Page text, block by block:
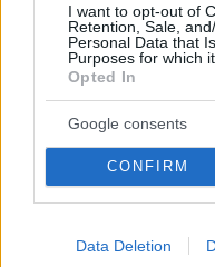
I want to opt-out of
Retention, Sale,
Personal Data that
Purposes for which
Opted In
Google consents
CONFIRM
Data Deletion
Ιατρικό ανακοινωθέν
επιβάτη του
παρουσιάζει
11.05.2026, 10:35
Thema Insights